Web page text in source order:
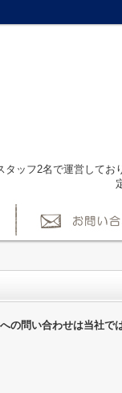
フ2名で運営してお
問い合わせは当社で